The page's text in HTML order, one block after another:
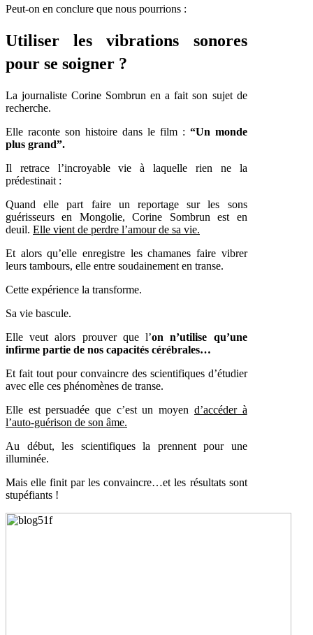
Peut-on en conclure que nous pourrions :
Utiliser les vibrations sonores
pour se soigner ?
La journaliste Corine Sombrun en a fait son sujet de
recherche.
Elle raconte son histoire dans le film : “Un monde
plus grand”.
Il retrace l’incroyable vie à laquelle rien ne la
prédestinait :
Quand elle part faire un reportage sur les sons
guérisseurs en Mongolie, Corine Sombrun est en
deuil. Elle vient de perdre l’amour de sa vie.
Et alors qu’elle enregistre les chamanes faire vibrer
leurs tambours, elle entre soudainement en transe.
Cette expérience la transforme.
Sa vie bascule.
Elle veut alors prouver que l’on n’utilise qu’une
infirme partie de nos capacités cérébrales…
Et fait tout pour convaincre des scientifiques d’étudier
avec elle ces phénomènes de transe.
Elle est persuadée que c’est un moyen d’accéder à
l’auto-guérison de son âme.
Au début, les scientifiques la prennent pour une
illuminée.
Mais elle finit par les convaincre…et les résultats sont
stupéfiants !